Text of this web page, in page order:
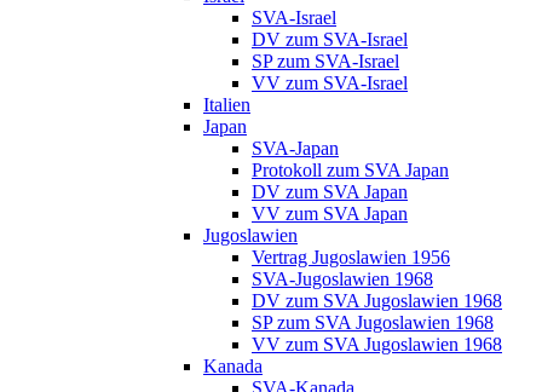
SVA-Israel
DV zum SVA-Israel
SP zum SVA-Israel
VV zum SVA-Israel
Italien
Japan
SVA-Japan
Protokoll zum SVA Japan
DV zum SVA Japan
VV zum SVA Japan
Jugoslawien
Vertrag Jugoslawien 1956
SVA-Jugoslawien 1968
DV zum SVA Jugoslawien 1968
SP zum SVA Jugoslawien 1968
VV zum SVA Jugoslawien 1968
Kanada
SVA-Kanada